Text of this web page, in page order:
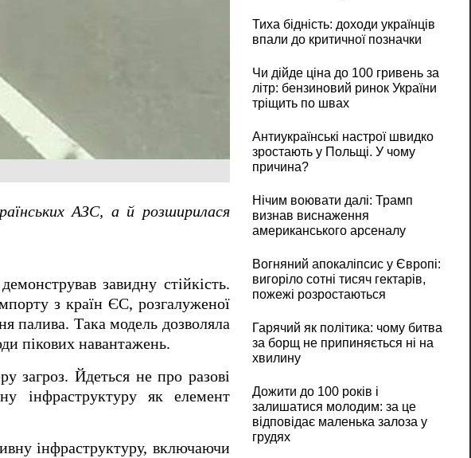
АЗС, а й розширилася
завидну стійкість.
з країн ЄС, розгалуженої
палива. Така модель дозволяла
пікових навантажень.
загроз. Йдеться не про разові
інфраструктуру як елемент
інфраструктуру, включаючи
Тиха бідність: доходи українців
впали до критичної позначки
Чи дійде ціна до 100 гривень за
літр: бензиновий ринок України
тріщить по швах
Антиукраїнські настрої швидко
зростають у Польщі. У чому
причина?
Нічим воювати далі: Трамп
визнав виснаження
американського арсеналу
Вогняний апокаліпсис у Європі:
вигоріло сотні тисяч гектарів,
пожежі розростаються
Гарячий як політика: чому битва
за борщ не припиняється ні на
хвилину
Дожити до 100 років і
залишатися молодим: за це
відповідає маленька залоза у
грудях